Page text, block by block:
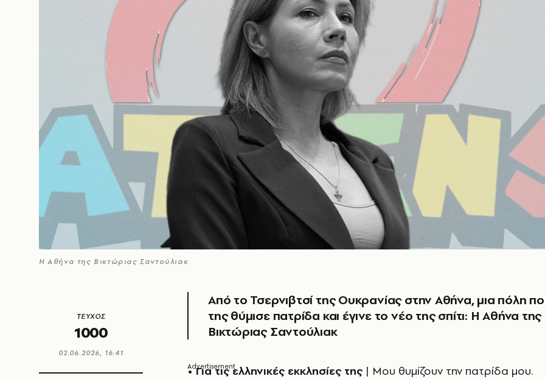
Η Αθήνα της Βικτώριας Σαντούλιακ
ΤΕΥΧΟΣ
1000
02.06.2026, 16:41
Από το Τσερνιβτσί της Ουκρανίας στην Αθήνα, μια πόλη
της θύμισε πατρίδα και έγινε το νέο της σπίτι: Η Αθήνα της
Βικτώριας Σαντούλιακ
•Για τις ελληνικές εκκλησίες της | Μου θυμίζουν την πατρίδα μου.